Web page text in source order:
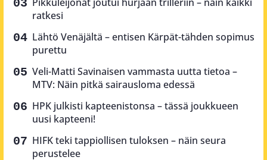
ratkesi
Lähtö Venäjältä – entisen Kärpät-tähden sopimus
purettu
Veli-Matti Savinaisen vammasta uutta tietoa –
MTV: Näin pitkä sairausloma edessä
HPK julkisti kapteenistonsa – tässä joukkueen
uusi kapteeni!
HIFK teki tappiollisen tuloksen – näin seura
perustelee